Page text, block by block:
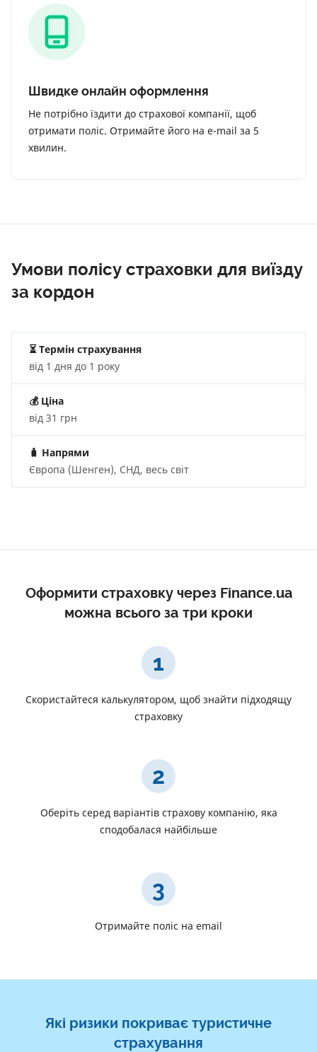
Швидке онлайн оформлення
Не потрібно їздити до страхової компанії, щоб
отримати поліс. Отримайте його на e-mail за 5
хвилин.
Умови полісу страховки для виїзду
за кордон
⏳ Термін страхування
від 1 дня до 1 року
💰 Ціна
від 31 грн
🧳 Напрями
Європа (Шенген), СНД, весь світ
Оформити страховку через Finance.ua
можна всього за три кроки
1
Скористайтеся калькулятором, щоб знайти підходящу
страховку
2
Оберіть серед варіантів страхову компанію, яка
сподобалася найбільше
3
Отримайте поліс на email
Які ризики покриває туристичне
страхування